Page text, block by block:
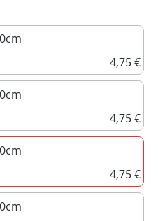
4,75 €
40cm
4,75 €
50cm
4,75 €
60cm